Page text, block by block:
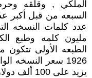
الملكي , وقلقه
السبعه من قبل أكبر
عدد كلمات النسخه
مليون كلمه وطبع
1926 سعر النسخه
يزيد على 100 ألف دولار